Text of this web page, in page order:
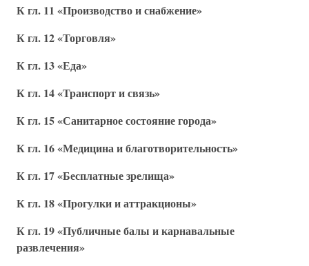
К гл. 11 «Производство и снабжение»
К гл. 12 «Торговля»
К гл. 13 «Еда»
К гл. 14 «Транспорт и связь»
К гл. 15 «Санитарное состояние города»
К гл. 16 «Медицина и благотворительность»
К гл. 17 «Бесплатные зрелища»
К гл. 18 «Прогулки и аттракционы»
К гл. 19 «Публичные балы и карнавальные
развлечения»